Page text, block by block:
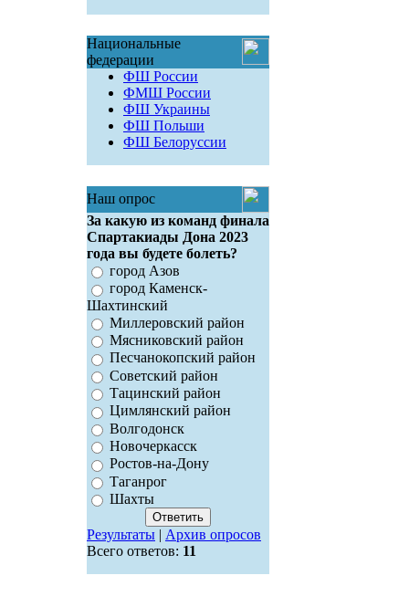
Национальные
федерации
ФШ России
ФМШ России
ФШ Украины
ФШ Польши
ФШ Белоруссии
Наш опрос
За какую из команд финала
Спартакиады Дона 2023
года вы будете болеть?
город Азов
город Каменск-
Шахтинский
Миллеровский район
Мясниковский район
Песчанокопский район
Советский район
Тацинский район
Цимлянский район
Волгодонск
Новочеркасск
Ростов-на-Дону
Таганрог
Шахты
Результаты| Архив опросов
Всего ответов: 11